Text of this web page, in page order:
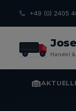
+49 (0) 2405
Handel